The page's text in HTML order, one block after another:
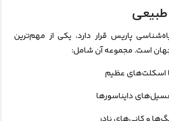
طبیعی
پاریس قرار دارد، یکی از مهم‌ترین
است. مجموعه آن شامل:
اسکلت‌های عظیم
دایناسورها